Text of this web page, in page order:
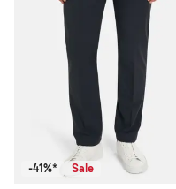
-41%* Sale